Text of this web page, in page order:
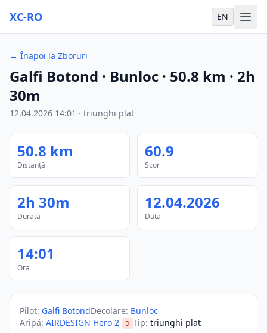
XC-RO EN
← Înapoi la Zboruri
Galfi Botond · Bunloc · 50.8 km · 2h
30m
12.04.2026 14:01 · triunghi plat
50.8 km
Distanță
60.9
Scor
2h 30m
Durată
12.04.2026
Data
14:01
Ora
Pilot: Galfi BotondDecolare: Bunloc
Aripă: AIRDESIGN Hero 2 D Tip: triunghi plat